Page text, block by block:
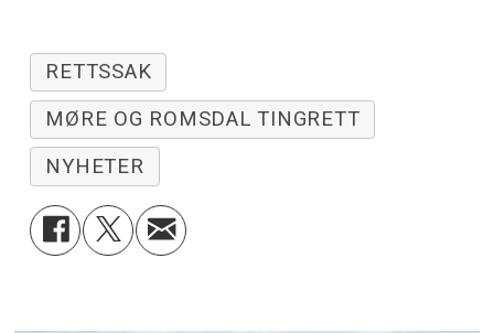
RETTSSAK
MØRE OG ROMSDAL TINGRETT
NYHETER